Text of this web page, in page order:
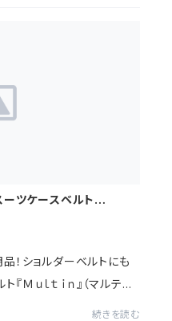
ツケースベルト
！ショルダーベルトにも
Ｍｕｌｔｉｎ』（マルティ
続きを読む